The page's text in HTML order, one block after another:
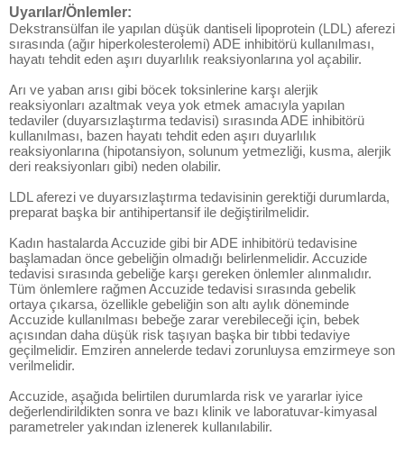
Uyarılar/Önlemler:
Dekstransülfan ile yapılan düşük dantiseli lipoprotein (LDL) aferezi
sırasında (ağır hiperkolesterolemi) ADE inhibitörü kullanılması,
hayatı tehdit eden aşırı duyarlılık reaksiyonlarına yol açabilir.
Arı ve yaban arısı gibi böcek toksinlerine karşı alerjik
reaksiyonları azaltmak veya yok etmek amacıyla yapılan
tedaviler (duyarsızlaştırma tedavisi) sırasında ADE inhibitörü
kullanılması, bazen hayatı tehdit eden aşırı duyarlılık
reaksiyonlarına (hipotansiyon, solunum yetmezliği, kusma, alerjik
deri reaksiyonları gibi) neden olabilir.
LDL aferezi ve duyarsızlaştırma tedavisinin gerektiği durumlarda,
preparat başka bir antihipertansif ile değiştirilmelidir.
Kadın hastalarda Accuzide gibi bir ADE inhibitörü tedavisine
başlamadan önce gebeliğin olmadığı belirlenmelidir. Accuzide
tedavisi sırasında gebeliğe karşı gereken önlemler alınmalıdır.
Tüm önlemlere rağmen Accuzide tedavisi sırasında gebelik
ortaya çıkarsa, özellikle gebeliğin son altı aylık döneminde
Accuzide kullanılması bebeğe zarar verebileceği için, bebek
açısından daha düşük risk taşıyan başka bir tıbbi tedaviye
geçilmelidir. Emziren annelerde tedavi zorunluysa emzirmeye son
verilmelidir.
Accuzide, aşağıda belirtilen durumlarda risk ve yararlar iyice
değerlendirildikten sonra ve bazı klinik ve laboratuvar-kimyasal
parametreler yakından izlenerek kullanılabilir.